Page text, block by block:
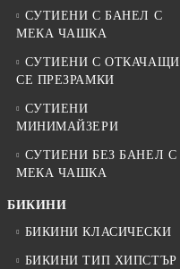
СУТИЕНИ С БАНЕЛ С
МЕКА ЧАШКА
СУТИЕНИ С ОТКАЧАЩИ
СЕ ПРЕЗРАМКИ
СУТИЕНИ
МИНИМАЙЗЕРИ
СУТИЕНИ БЕЗ БАНЕЛ С
МЕКА ЧАШКА
БИКИНИ
БИКИНИ КЛАСИЧЕСКИ
БИКИНИ ТИП ХИПСТЪР